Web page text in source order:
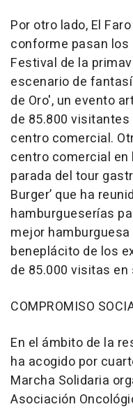
Por otro lado, El
conforme pasan
Festival de la
escenario de
de Oro', un evento
de 85.800
centro comercial.
centro comercial en
parada del tour
Burger’ que ha
hamburgueserías
mejor
beneplácito de los
de 85.000 visitas
COMPROMISO
En el ámbito de la
ha acogido por
Marcha Solidaria
Asociación